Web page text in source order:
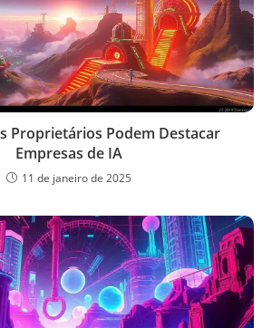
Proprietários Podem Destacar
Empresas de IA
11 de janeiro de 2025